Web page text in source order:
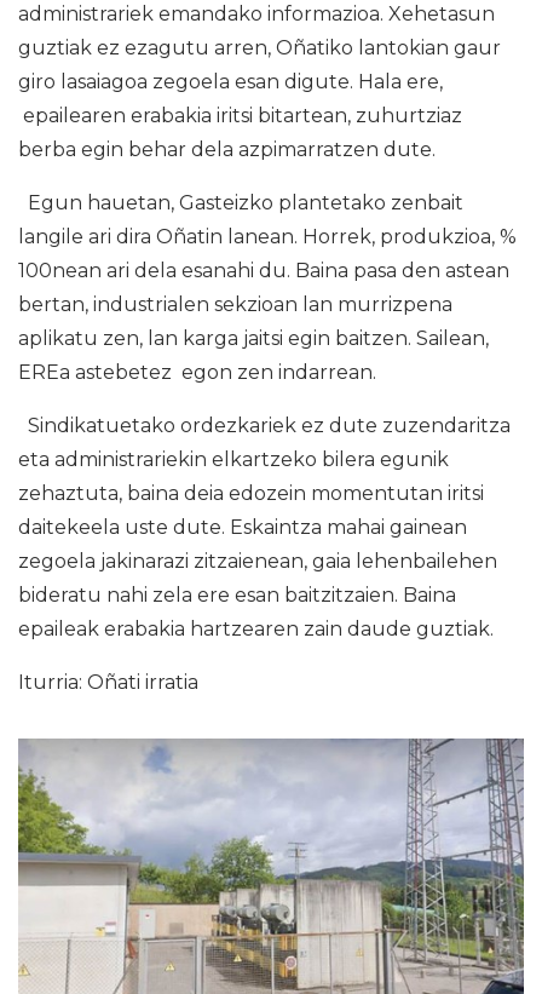
administrariek emandako informazioa. Xehetasun
guztiak ez ezagutu arren, Oñatiko lantokian gaur
giro lasaiagoa zegoela esan digute. Hala ere,
epailearen erabakia iritsi bitartean, zuhurtziaz
berba egin behar dela azpimarratzen dute.
Egun hauetan, Gasteizko plantetako zenbait
langile ari dira Oñatin lanean. Horrek, produkzioa, %
100nean ari dela esanahi du. Baina pasa den astean
bertan, industrialen sekzioan lan murrizpena
aplikatu zen, lan karga jaitsi egin baitzen. Sailean,
EREa astebetez egon zen indarrean.
Sindikatuetako ordezkariek ez dute zuzendaritza
eta administrariekin elkartzeko bilera egunik
zehaztuta, baina deia edozein momentutan iritsi
daitekeela uste dute. Eskaintza mahai gainean
zegoela jakinarazi zitzaienean, gaia lehenbailehen
bideratu nahi zela ere esan baitzitzaien. Baina
epaileak erabakia hartzearen zain daude guztiak.
Iturria: Oñati irratia